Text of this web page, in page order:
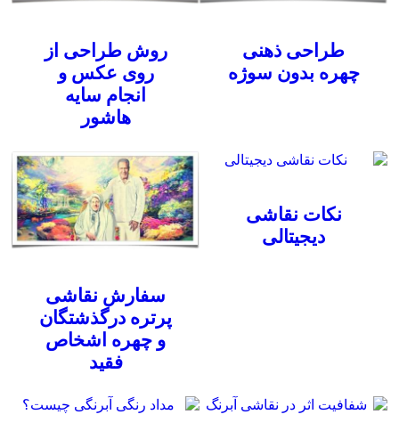
طراحی ذهنی
چهره بدون سوژه
روش طراحی از
روی عکس و
انجام سایه
هاشور
نکات نقاشی
دیجیتالی
سفارش نقاشی
پرتره درگذشتگان
و چهره اشخاص
فقید